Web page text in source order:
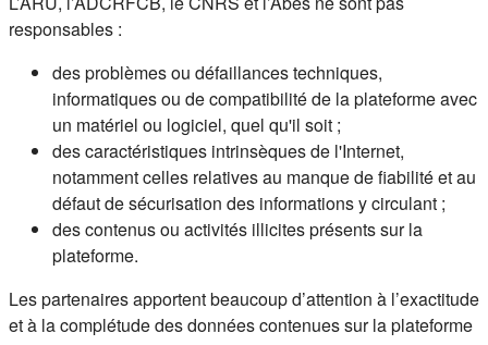
responsables :
des problèmes ou défaillances techniques,
informatiques ou de compatibilité de la plateforme avec
un matériel ou logiciel, quel qu'il soit ;
des caractéristiques intrinsèques de l'Internet,
notamment celles relatives au manque de fiabilité et au
défaut de sécurisation des informations y circulant ;
des contenus ou activités illicites présents sur la
plateforme.
Les partenaires apportent beaucoup d’attention à l’exactitude
et à la complétude des données contenues sur la plateforme